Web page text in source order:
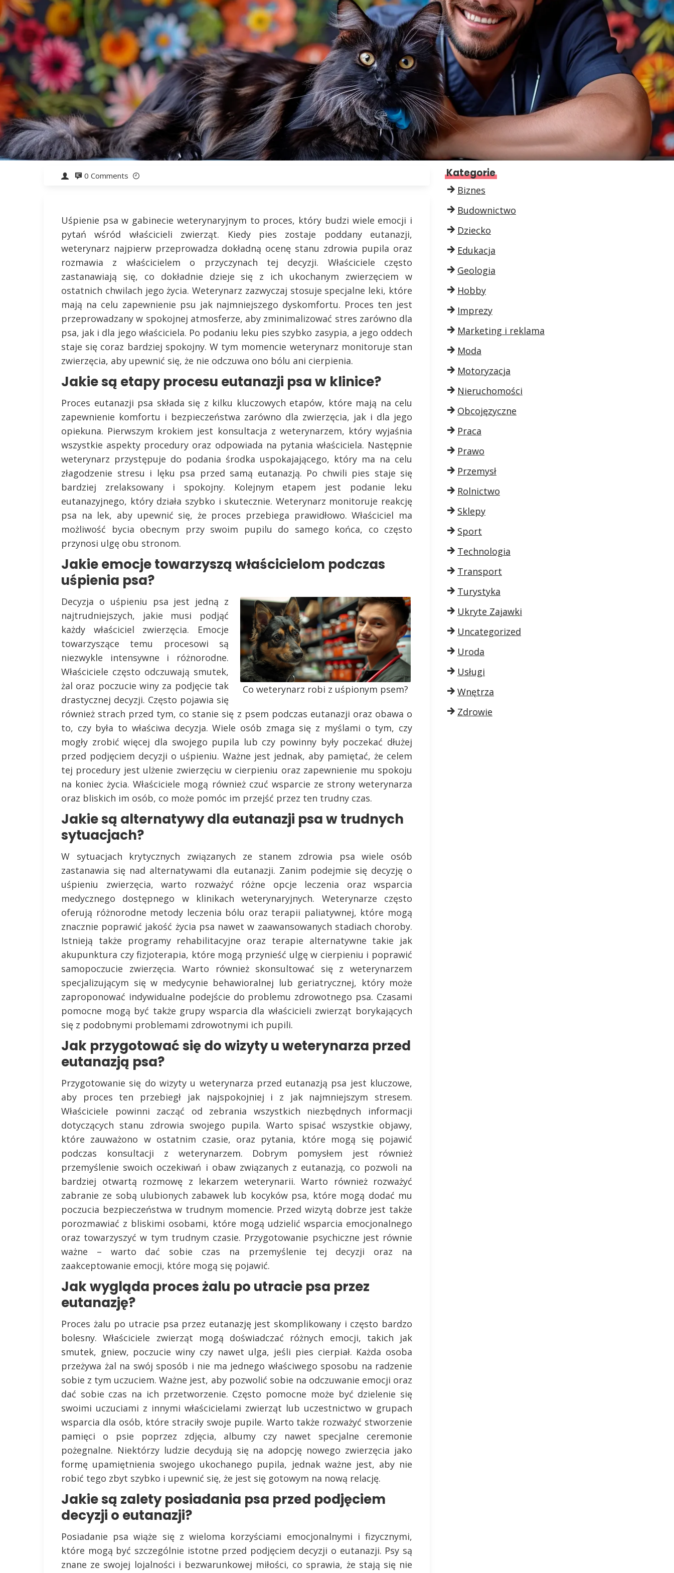
0 Comments
Uśpienie psa w gabinecie weterynaryjnym to proces, który budzi wiele emocji i
pytań wśród właścicieli zwierząt. Kiedy pies zostaje poddany eutanazji,
weterynarz najpierw przeprowadza dokładną ocenę stanu zdrowia pupila oraz
rozmawia z właścicielem o przyczynach tej decyzji. Właściciele często
zastanawiają się, co dokładnie dzieje się z ich ukochanym zwierzęciem w
ostatnich chwilach jego życia. Weterynarz zazwyczaj stosuje specjalne leki, które
mają na celu zapewnienie psu jak najmniejszego dyskomfortu. Proces ten jest
przeprowadzany w spokojnej atmosferze, aby zminimalizować stres zarówno dla
psa, jak i dla jego właściciela. Po podaniu leku pies szybko zasypia, a jego oddech
staje się coraz bardziej spokojny. W tym momencie weterynarz monitoruje stan
zwierzęcia, aby upewnić się, że nie odczuwa ono bólu ani cierpienia.
Jakie są etapy procesu eutanazji psa w klinice?
Proces eutanazji psa składa się z kilku kluczowych etapów, które mają na celu
zapewnienie komfortu i bezpieczeństwa zarówno dla zwierzęcia, jak i dla jego
opiekuna. Pierwszym krokiem jest konsultacja z weterynarzem, który wyjaśnia
wszystkie aspekty procedury oraz odpowiada na pytania właściciela. Następnie
weterynarz przystępuje do podania środka uspokajającego, który ma na celu
złagodzenie stresu i lęku psa przed samą eutanazją. Po chwili pies staje się
bardziej zrelaksowany i spokojny. Kolejnym etapem jest podanie leku
eutanazyjnego, który działa szybko i skutecznie. Weterynarz monitoruje reakcję
psa na lek, aby upewnić się, że proces przebiega prawidłowo. Właściciel ma
możliwość bycia obecnym przy swoim pupilu do samego końca, co często
przynosi ulgę obu stronom.
Jakie emocje towarzyszą właścicielom podczas
uśpienia psa?
Co weterynarz robi z uśpionym psem?
Decyzja o uśpieniu psa jest jedną z
najtrudniejszych, jakie musi podjąć
każdy właściciel zwierzęcia. Emocje
towarzyszące temu procesowi są
niezwykle intensywne i różnorodne.
Właściciele często odczuwają smutek,
żal oraz poczucie winy za podjęcie tak
drastycznej decyzji. Często pojawia się
również strach przed tym, co stanie się z psem podczas eutanazji oraz obawa o
to, czy była to właściwa decyzja. Wiele osób zmaga się z myślami o tym, czy
mogły zrobić więcej dla swojego pupila lub czy powinny były poczekać dłużej
przed podjęciem decyzji o uśpieniu. Ważne jest jednak, aby pamiętać, że celem
tej procedury jest ulżenie zwierzęciu w cierpieniu oraz zapewnienie mu spokoju
na koniec życia. Właściciele mogą również czuć wsparcie ze strony weterynarza
oraz bliskich im osób, co może pomóc im przejść przez ten trudny czas.
Jakie są alternatywy dla eutanazji psa w trudnych
sytuacjach?
W sytuacjach krytycznych związanych ze stanem zdrowia psa wiele osób
zastanawia się nad alternatywami dla eutanazji. Zanim podejmie się decyzję o
uśpieniu zwierzęcia, warto rozważyć różne opcje leczenia oraz wsparcia
medycznego dostępnego w klinikach weterynaryjnych. Weterynarze często
oferują różnorodne metody leczenia bólu oraz terapii paliatywnej, które mogą
znacznie poprawić jakość życia psa nawet w zaawansowanych stadiach choroby.
Istnieją także programy rehabilitacyjne oraz terapie alternatywne takie jak
akupunktura czy fizjoterapia, które mogą przynieść ulgę w cierpieniu i poprawić
samopoczucie zwierzęcia. Warto również skonsultować się z weterynarzem
specjalizującym się w medycynie behawioralnej lub geriatrycznej, który może
zaproponować indywidualne podejście do problemu zdrowotnego psa. Czasami
pomocne mogą być także grupy wsparcia dla właścicieli zwierząt borykających
się z podobnymi problemami zdrowotnymi ich pupili.
Jak przygotować się do wizyty u weterynarza przed
eutanazją psa?
Przygotowanie się do wizyty u weterynarza przed eutanazją psa jest kluczowe,
aby proces ten przebiegł jak najspokojniej i z jak najmniejszym stresem.
Właściciele powinni zacząć od zebrania wszystkich niezbędnych informacji
dotyczących stanu zdrowia swojego pupila. Warto spisać wszystkie objawy,
które zauważono w ostatnim czasie, oraz pytania, które mogą się pojawić
podczas konsultacji z weterynarzem. Dobrym pomysłem jest również
przemyślenie swoich oczekiwań i obaw związanych z eutanazją, co pozwoli na
bardziej otwartą rozmowę z lekarzem weterynarii. Warto również rozważyć
zabranie ze sobą ulubionych zabawek lub kocyków psa, które mogą dodać mu
poczucia bezpieczeństwa w trudnym momencie. Przed wizytą dobrze jest także
porozmawiać z bliskimi osobami, które mogą udzielić wsparcia emocjonalnego
oraz towarzyszyć w tym trudnym czasie. Przygotowanie psychiczne jest równie
ważne – warto dać sobie czas na przemyślenie tej decyzji oraz na
zaakceptowanie emocji, które mogą się pojawić.
Jak wygląda proces żalu po utracie psa przez
eutanazję?
Proces żalu po utracie psa przez eutanazję jest skomplikowany i często bardzo
bolesny. Właściciele zwierząt mogą doświadczać różnych emocji, takich jak
smutek, gniew, poczucie winy czy nawet ulga, jeśli pies cierpiał. Każda osoba
przeżywa żal na swój sposób i nie ma jednego właściwego sposobu na radzenie
sobie z tym uczuciem. Ważne jest, aby pozwolić sobie na odczuwanie emocji oraz
dać sobie czas na ich przetworzenie. Często pomocne może być dzielenie się
swoimi uczuciami z innymi właścicielami zwierząt lub uczestnictwo w grupach
wsparcia dla osób, które straciły swoje pupile. Warto także rozważyć stworzenie
pamięci o psie poprzez zdjęcia, albumy czy nawet specjalne ceremonie
pożegnalne. Niektórzy ludzie decydują się na adopcję nowego zwierzęcia jako
formę upamiętnienia swojego ukochanego pupila, jednak ważne jest, aby nie
robić tego zbyt szybko i upewnić się, że jest się gotowym na nową relację.
Jakie są zalety posiadania psa przed podjęciem
decyzji o eutanazji?
Posiadanie psa wiąże się z wieloma korzyściami emocjonalnymi i fizycznymi,
które mogą być szczególnie istotne przed podjęciem decyzji o eutanazji. Psy są
znane ze swojej lojalności i bezwarunkowej miłości, co sprawia, że stają się nie
Kategorie
Biznes
Budownictwo
Dziecko
Edukacja
Geologia
Hobby
Imprezy
Marketing i reklama
Moda
Motoryzacja
Nieruchomości
Obcojęzyczne
Praca
Prawo
Przemysł
Rolnictwo
Sklepy
Sport
Technologia
Transport
Turystyka
Ukryte Zajawki
Uncategorized
Uroda
Usługi
Wnętrza
Zdrowie